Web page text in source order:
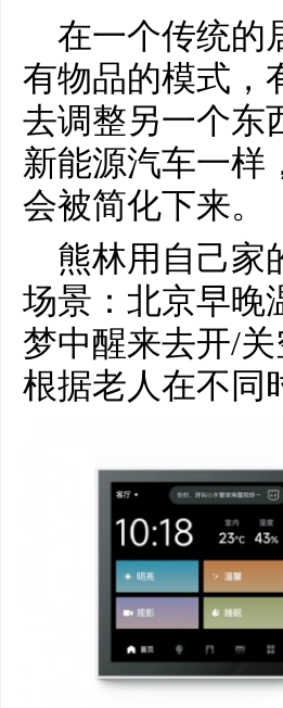
在一个传统的
有物品的模式，
去调整另一个东
新能源汽车一样
会被简化下来。
熊林用自己家
场景：北京早晚
梦中醒来去开/
根据老人在不同